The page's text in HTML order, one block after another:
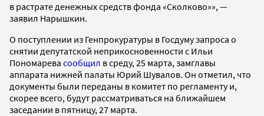
в растрате денежных средств фонда «Сколково»», —
заявил Нарышкин.
О поступлении из Генпрокуратуры в Госдуму запроса о
снятии депутатской неприкосновенности с Ильи
Пономарева сообщил в среду, 25 марта, замглавы
аппарата нижней палаты Юрий Шувалов. Он отметил, что
документы были переданы в комитет по регламенту и,
скорее всего, будут рассматриваться на ближайшем
заседании в пятницу, 27 марта.